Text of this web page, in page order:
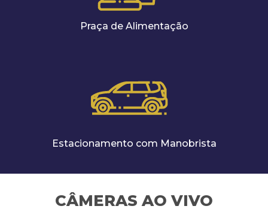
Praça de Alimentação
Estacionamento com Manobrista
CÂMERAS AO VIVO